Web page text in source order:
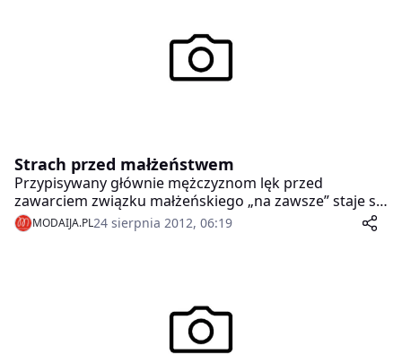
Strach przed małżeństwem
Przypisywany głównie mężczyznom lęk przed
zawarciem związku małżeńskiego „na zawsze” staje się
coraz bardziej powszechny także wśród kobiet. Jakie
są jego przyczyny i w jaki sposób z nim walczyć?
MODAIJA.PL24 sierpnia 2012, 06:19